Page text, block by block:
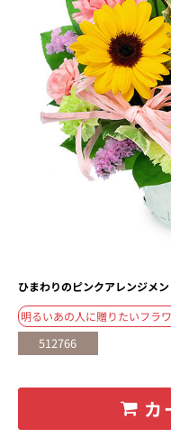
ひまわりのピンクアレンジメ
明るいあの人に贈りたいフラ
512766
カ